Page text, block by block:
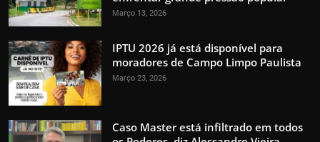
Março 13, 2026
IPTU 2026 já está disponível para
moradores de Campo Limpo Paulista
Março 23, 2026
Caso Master está infiltrado em todos